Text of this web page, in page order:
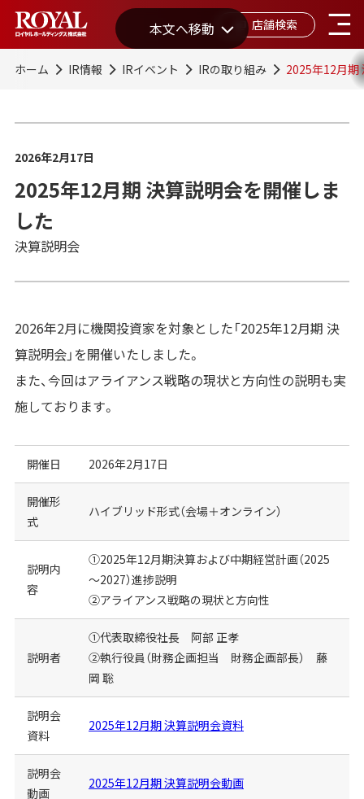
本文へ移動 店舗検索
ホーム IR情報 IRイベント IRの取り組み 2025年12月期
2026年2月17日
2025年12月期 決算説明会を開催しま
した
決算説明会
2026年2月に機関投資家を対象とした「2025年12月期 決
算説明会」を開催いたしました。
また、今回はアライアンス戦略の現状と方向性の説明も実
施しております。
開催日 2026年2月17日
開催形
式
ハイブリッド形式（会場＋オンライン）
説明内
容
①2025年12月期決算および中期経営計画（2025
～2027）進捗説明
②アライアンス戦略の現状と方向性
説明者
①代表取締役社長 阿部 正孝
②執行役員（財務企画担当 財務企画部長） 藤
岡 聡
説明会
資料
2025年12月期 決算説明会資料
説明会
動画
2025年12月期 決算説明会動画